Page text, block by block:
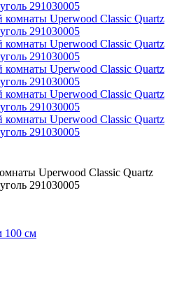
Uperwood Classic Quartz
291030005
100 см